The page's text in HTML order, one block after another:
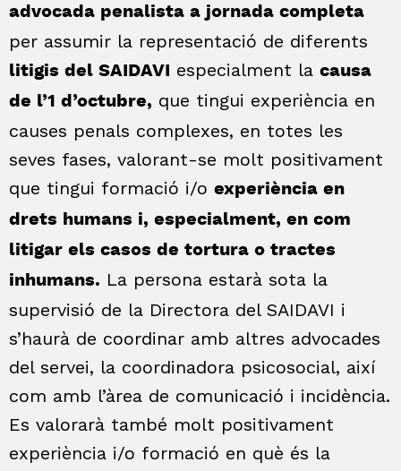
advocada penalista a jornada completa
per assumir la representació de diferents
litigis del SAIDAVI especialment la causa
de l’1 d’octubre, que tingui experiència en
causes penals complexes, en totes les
seves fases, valorant-se molt positivament
que tingui formació i/o experiència en
drets humans i, especialment, en com
litigar els casos de tortura o tractes
inhumans. La persona estarà sota la
supervisió de la Directora del SAIDAVI i
s’haurà de coordinar amb altres advocades
del servei, la coordinadora psicosocial, així
com amb l’àrea de comunicació i incidència.
Es valorarà també molt positivament
experiència i/o formació en què és la